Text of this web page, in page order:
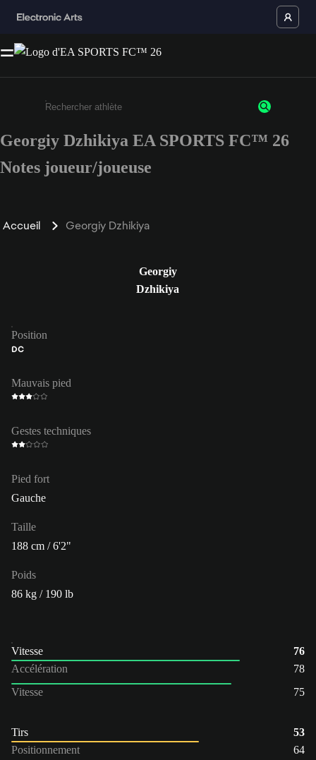
Saisissez au moins 3 caractères ou chiffres.
Georgiy Dzhikiya EA SPORTS FC™ 26
Notes joueur/joueuse
Accueil Georgiy Dzhikiya
Georgiy
Dzhikiya
Position
DC
Mauvais pied
Gestes techniques
Pied fort
Gauche
Taille
188 cm / 6'2"
Poids
86 kg / 190 lb
Vitesse
76
Accélération
78
Vitesse
75
Tirs
53
Positionnement
64